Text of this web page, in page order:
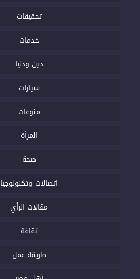
تحقيقات
خدمات
دين ودنيا
سيارات
منوعات
المرأة
صحة
اتصالات وتكنولوجيا
مقالات الرأي
ثقافة
طريقة عمل